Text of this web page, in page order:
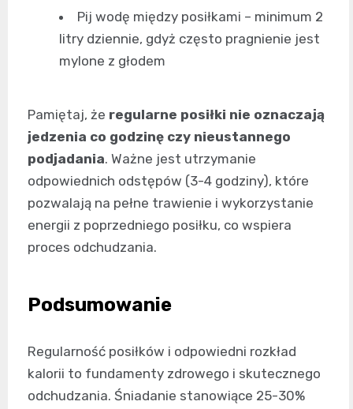
Pij wodę między posiłkami – minimum 2
litry dziennie, gdyż często pragnienie jest
mylone z głodem
Pamiętaj, że regularne posiłki nie oznaczają
jedzenia co godzinę czy nieustannego
podjadania. Ważne jest utrzymanie
odpowiednich odstępów (3-4 godziny), które
pozwalają na pełne trawienie i wykorzystanie
energii z poprzedniego posiłku, co wspiera
proces odchudzania.
Podsumowanie
Regularność posiłków i odpowiedni rozkład
kalorii to fundamenty zdrowego i skutecznego
odchudzania. Śniadanie stanowiące 25-30%